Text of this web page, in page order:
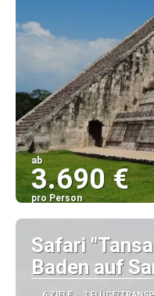
ab
3.690 €
pro Person
Safari
Baden auf